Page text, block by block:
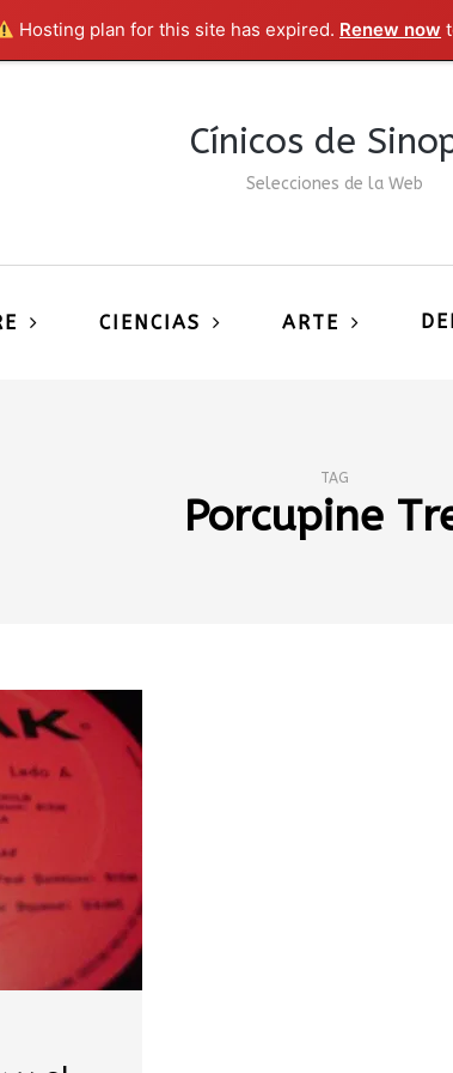
Hosting plan for this site has expired. Renew now
Cínicos de
Selecciones de la Web
CIENCIAS ARTE
TAG
Porcupine